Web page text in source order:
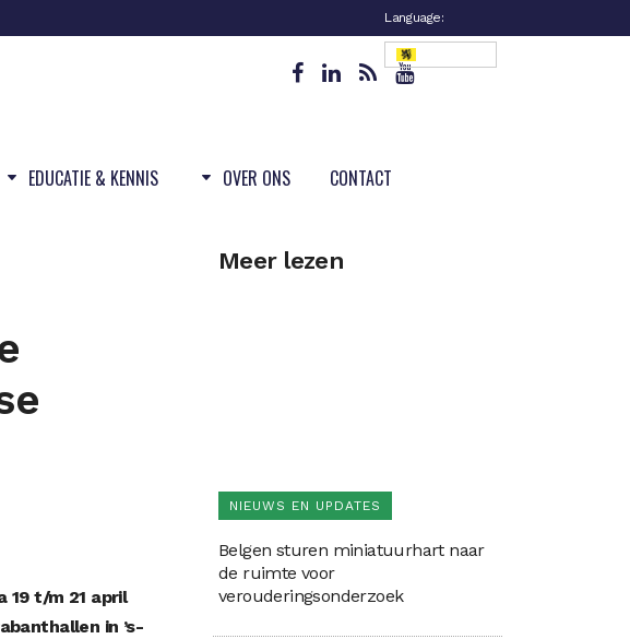
Language:
EDUCATIE & KENNIS OVER ONS CONTACT
19 t/m 21 april
in ’s-
Meer lezen
NIEUWS EN UPDATES
Belgen sturen miniatuurhart naar
de ruimte voor
verouderingsonderzoek